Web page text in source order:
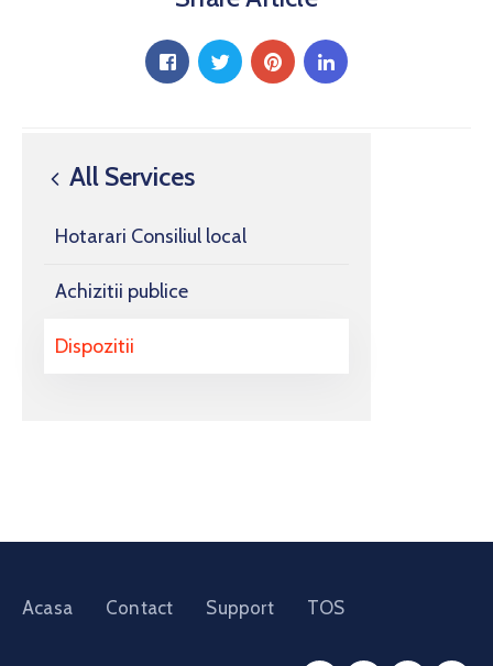
All Services
Hotarari Consiliul local
Achizitii publice
Dispozitii
Acasa Contact Support TOS